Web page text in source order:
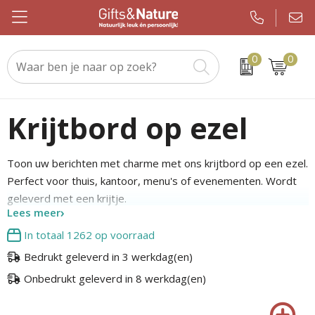
0 0
Beurs & evenement
Drinkwaren
Elektronica en gadgets
Eten & drinken
Kleding en caps
Notitieboeken en kantoor
Outdoor en vrije tijd
Custom made handdoeken als relatiegeschenk
Custom made sokken als relatiegeschenk
Custom made promotiematerialen op maat
WMF
JBL
Igloo
Samsonite
Sony
Nespresso
Geslaagden en Examen
Brievenbuspakketten
Koningsdag
Pakketten voor elke gelegenheid
Pasen
Verjaardagen
Kerstsjaals
Kerstpakketten
Keuzekado
Kerstgadgets
Kerstverpakkingen
Kerstballen
Krijtbord op ezel
Toon uw berichten met charme met ons krijtbord op een ezel.
Perfect voor thuis, kantoor, menu's of evenementen. Wordt
geleverd met een krijtje.
Lees meer
In totaal 1262 op voorraad
Bedrukt geleverd in 3 werkdag(en)
Onbedrukt geleverd in 8 werkdag(en)